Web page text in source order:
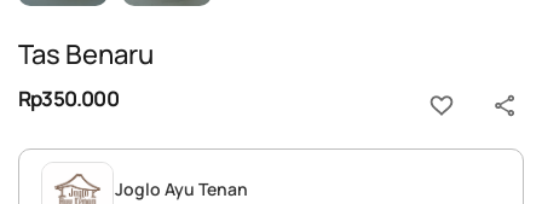
Tas Benaru
Rp350.000
Joglo Ayu Tenan